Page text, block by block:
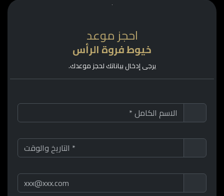
احجز موعد
خيوط فروة الرأس
يرجى إدخال بياناتك لحجز موعدك.